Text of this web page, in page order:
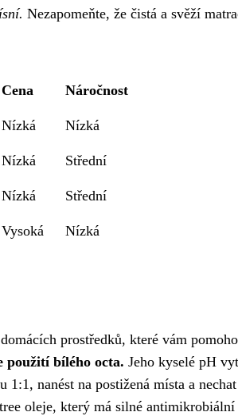
Nezapomeňte, že čistá a svěží
Cena Náročnost
Nízká Nízká
Nízká Střední
Nízká Střední
Vysoká Nízká
prostředků, které vám
použití bílého octa. Jeho kyselé pH
nanést na postižená místa a nechat
oleje, který má silné antimikrobiální